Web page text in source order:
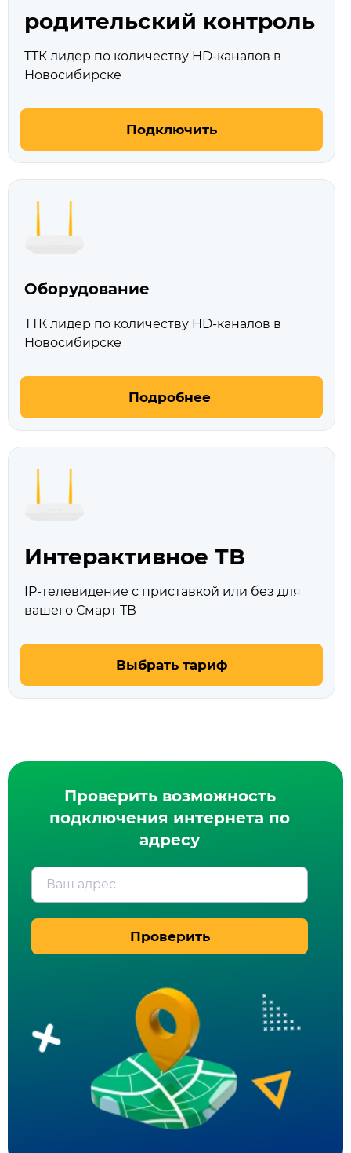
родительский контроль
ТТК лидер по количеству HD‑каналов в
Новосибирске
Подключить
Оборудование
ТТК лидер по количеству HD‑каналов в
Новосибирске
Подробнее
Интерактивное ТВ
IP-телевидение с приставкой или без для
вашего Смарт ТВ
Выбрать тариф
Проверить возможность
подключения интернета по
адресу
Ваш адрес
Проверить